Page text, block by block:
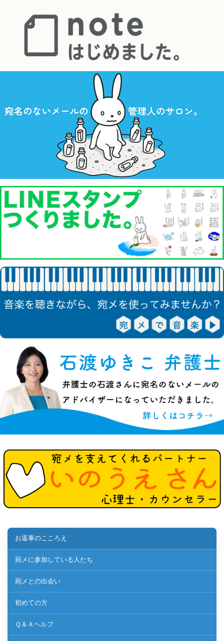
お返事のこころえ
宛メに参加している人たち
宛メとの出会い
初めての方
Ｑ＆Ａヘルプ